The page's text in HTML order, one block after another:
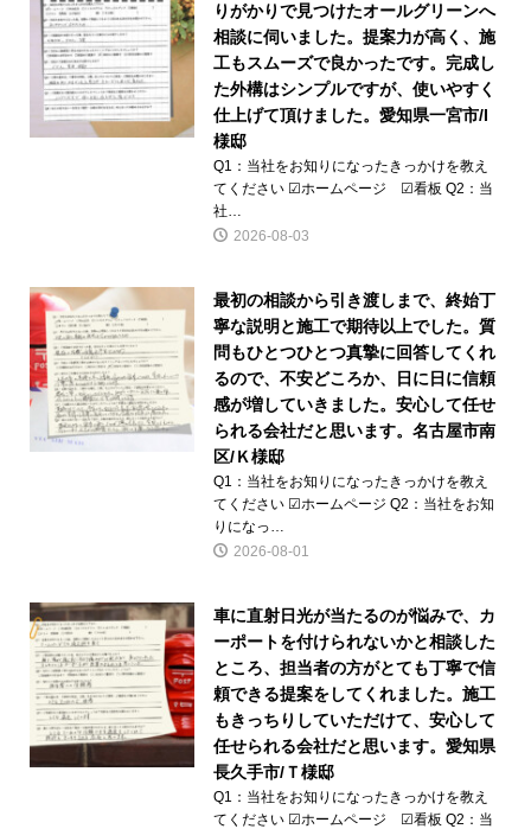
りがかりで見つけたオールグリーンへ
相談に伺いました。提案力が高く、施
工もスムーズで良かったです。完成し
た外構はシンプルですが、使いやすく
仕上げて頂けました。愛知県一宮市/I
様邸
Q1：当社をお知りになったきっかけを教え
てください ☑ホームページ ☑看板 Q2：当
社…
2026-08-03
最初の相談から引き渡しまで、終始丁
寧な説明と施工で期待以上でした。質
問もひとつひとつ真摯に回答してくれ
るので、不安どころか、日に日に信頼
感が増していきました。安心して任せ
られる会社だと思います。名古屋市南
区/Ｋ様邸
Q1：当社をお知りになったきっかけを教え
てください ☑ホームページ Q2：当社をお知
りになっ…
2026-08-01
車に直射日光が当たるのが悩みで、カ
ーポートを付けられないかと相談した
ところ、担当者の方がとても丁寧で信
頼できる提案をしてくれました。施工
もきっちりしていただけて、安心して
任せられる会社だと思います。愛知県
長久手市/Ｔ様邸
Q1：当社をお知りになったきっかけを教え
てください ☑ホームページ ☑看板 Q2：当